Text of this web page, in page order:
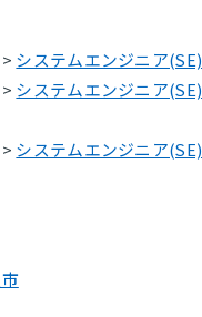
> システムエンジニア(SE)
> システムエンジニア(SE)
> システムエンジニア(SE)